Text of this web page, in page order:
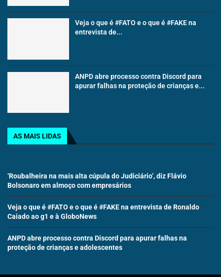
Veja o que é #FATO e o que é #FAKE na
entrevista de...
ANPD abre processo contra Discord para
apurar falhas na proteção de crianças e...
AS MAIS LIDAS
‘Roubalheira na mais alta cúpula do Judiciário’, diz Flávio
Bolsonaro em almoço com empresários
Veja o que é #FATO e o que é #FAKE na entrevista de Ronaldo
Caiado ao g1 e à GloboNews
ANPD abre processo contra Discord para apurar falhas na
proteção de crianças e adolescentes